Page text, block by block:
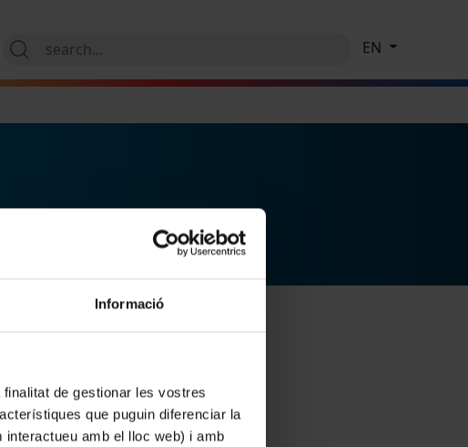
Informació
de gestionar les vostres
que puguin diferenciar la
amb el lloc web) i amb
EN